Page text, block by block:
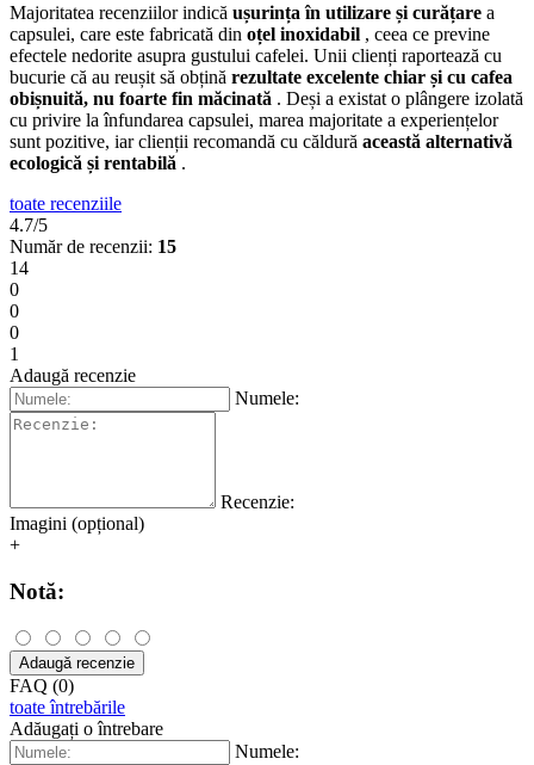
Majoritatea recenziilor indică ușurința în utilizare și curățare a
capsulei, care este fabricată din oțel inoxidabil , ceea ce previne
efectele nedorite asupra gustului cafelei. Unii clienți raportează cu
bucurie că au reușit să obțină rezultate excelente chiar și cu cafea
obișnuită, nu foarte fin măcinată . Deși a existat o plângere izolată
cu privire la înfundarea capsulei, marea majoritate a experiențelor
sunt pozitive, iar clienții recomandă cu căldură această alternativă
ecologică și rentabilă .
toate recenziile
4.7/5
Număr de recenzii: 15
14
0
0
0
1
Adaugă recenzie
Numele:
Recenzie:
Imagini (opțional)
+
Notă:
Adaugă recenzie
FAQ (0)
toate întrebările
Adăugați o întrebare
Numele: